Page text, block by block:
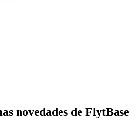
novedades de FlytBase